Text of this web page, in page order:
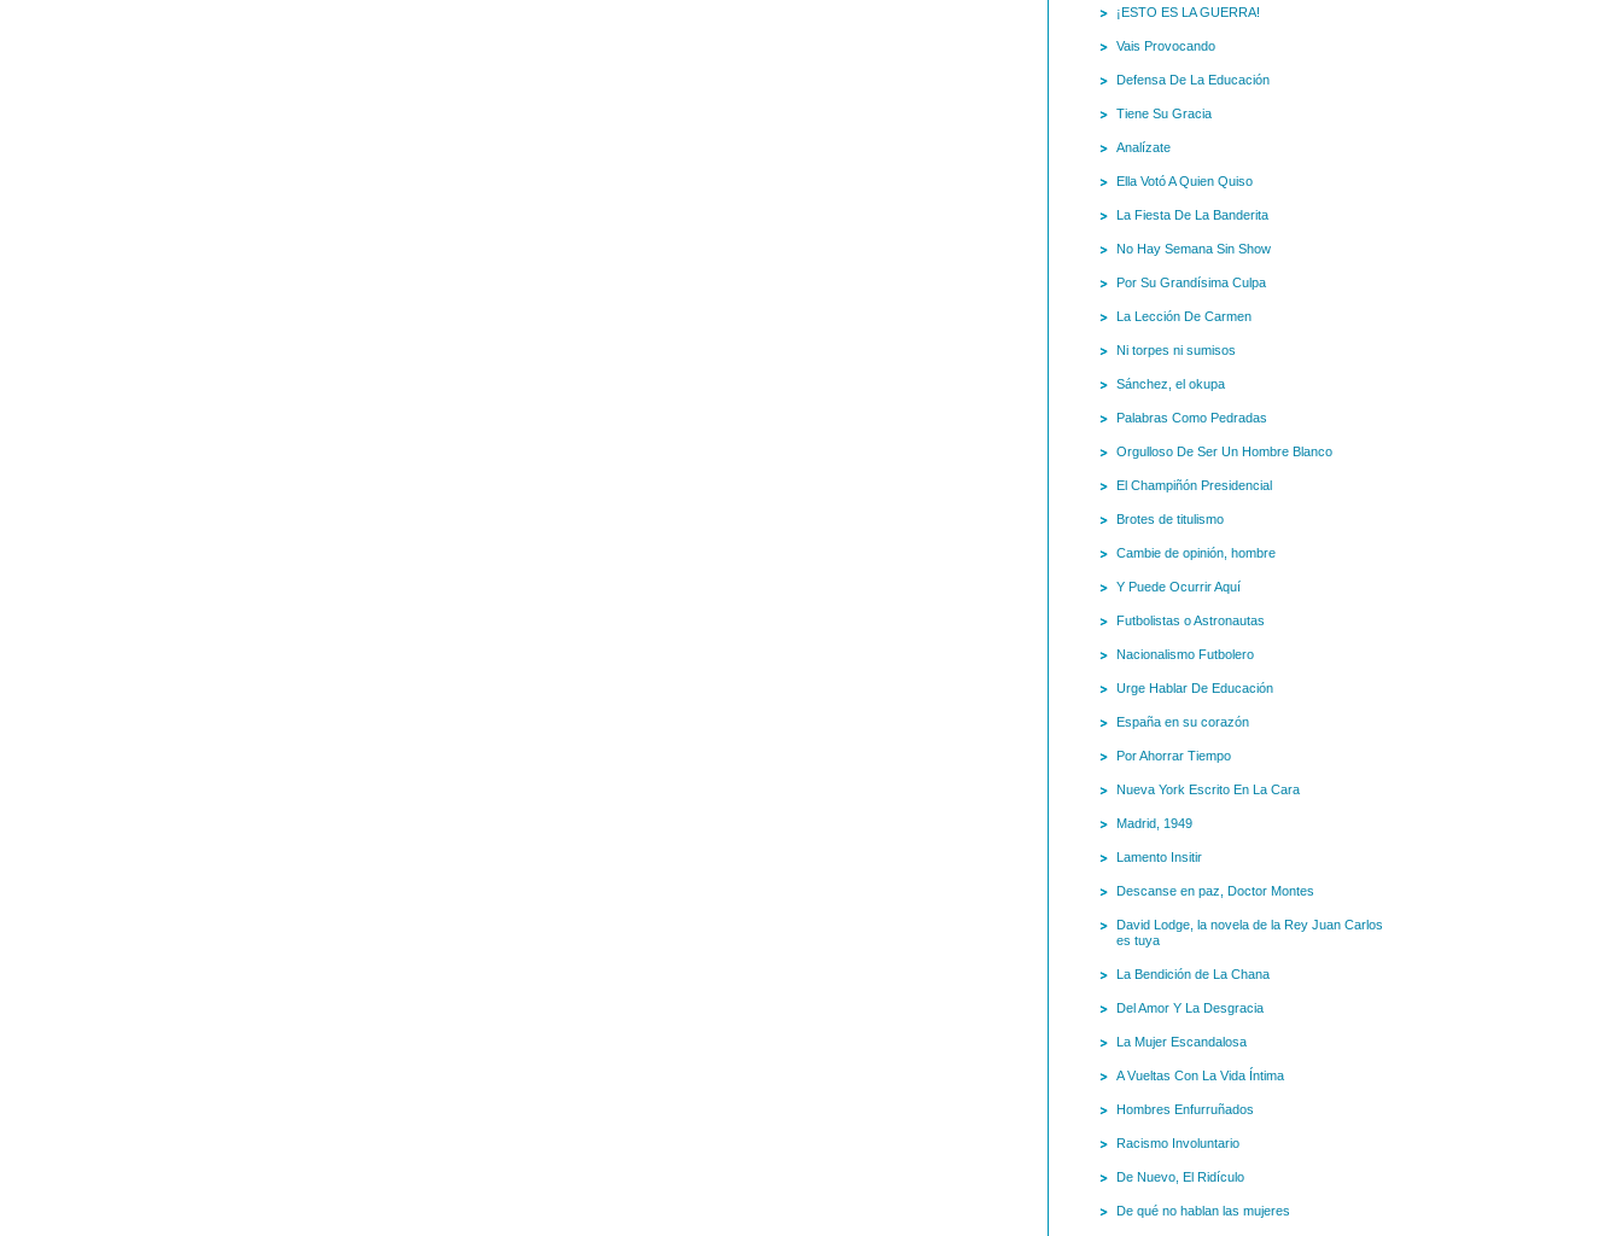
¡ESTO ES LA GUERRA!
Vais Provocando
Defensa De La Educación
Tiene Su Gracia
Analízate
Ella Votó A Quien Quiso
La Fiesta De La Banderita
No Hay Semana Sin Show
Por Su Grandísima Culpa
La Lección De Carmen
Ni torpes ni sumisos
Sánchez, el okupa
Palabras Como Pedradas
Orgulloso De Ser Un Hombre Blanco
El Champiñón Presidencial
Brotes de titulismo
Cambie de opinión, hombre
Y Puede Ocurrir Aquí
Futbolistas o Astronautas
Nacionalismo Futbolero
Urge Hablar De Educación
España en su corazón
Por Ahorrar Tiempo
Nueva York Escrito En La Cara
Madrid, 1949
Lamento Insitir
Descanse en paz, Doctor Montes
David Lodge, la novela de la Rey Juan Carlos
es tuya
La Bendición de La Chana
Del Amor Y La Desgracia
La Mujer Escandalosa
A Vueltas Con La Vida Íntima
Hombres Enfurruñados
Racismo Involuntario
De Nuevo, El Ridículo
De qué no hablan las mujeres